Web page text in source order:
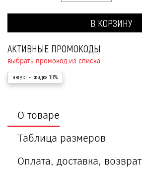
В КОРЗИНУ
АКТИВНЫЕ ПРОМОКОДЫ
выбрать промокод из списка
август - скидка 10%
О товаре
Таблица размеров
Оплата, доставка, возврат